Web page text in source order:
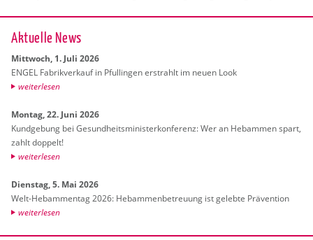
Ak­tu­el­le News
Mitt­woch, 1. Juli 2026
ENGEL Fa­brik­ver­kauf in Pful­lin­gen er­strahlt im neuen Look
wei­ter­le­sen
Mon­tag, 22. Juni 2026
Kund­ge­bung bei Ge­sund­heits­mi­nis­ter­kon­fe­renz: Wer an Heb­am­men spart,
zahlt dop­pelt!
wei­ter­le­sen
Diens­tag, 5. Mai 2026
Welt-Heb­am­men­tag 2026: Heb­am­men­be­treu­ung ist ge­leb­te Prä­ven­ti­on
wei­ter­le­sen